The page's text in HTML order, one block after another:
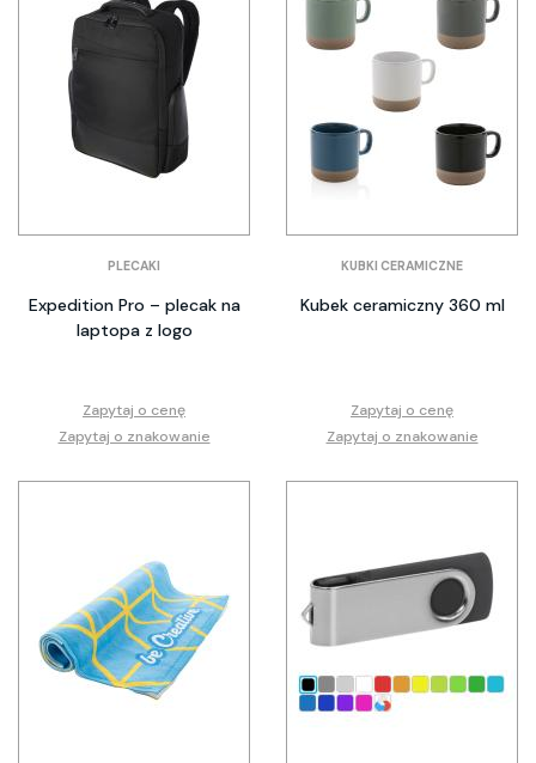
PLECAKI
Expedition Pro – plecak na
laptopa z logo
Zapytaj o cenę
Zapytaj o znakowanie
KUBKI CERAMICZNE
Kubek ceramiczny 360 ml
Zapytaj o cenę
Zapytaj o znakowanie